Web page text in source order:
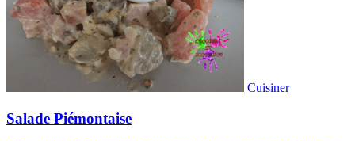
Cuisiner
Salade Piémontaise